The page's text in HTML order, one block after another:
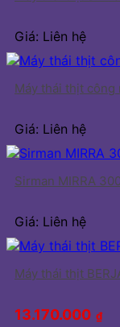
Giá: Liên hệ
Máy thái thịt công
Giá: Liên hệ
Sirman MIRRA
Giá: Liên hệ
Máy thái thịt
13.170.000 ₫